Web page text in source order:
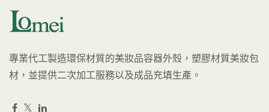
專業代工製造環保材質的美妝品容器外殼，塑膠材質美妝包
材，並提供二次加工服務以及成品充填生產。